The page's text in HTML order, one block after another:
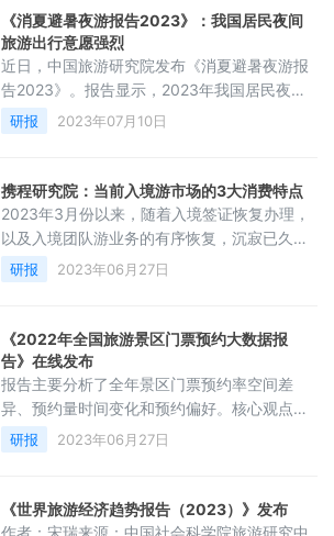
《消夏避暑夜游报告2023》：我国居民夜间
旅游出行意愿强烈
近日，中国旅游研究院发布《消夏避暑夜游报
告2023》。报告显示，2023年我国居民夜间
旅游出行意愿强烈，95%的受访者表示今年有
夜游出行计划。报告显示，2020年后，文化引
2019至2022年，夜间旅游呈现“蓬勃发展—不
断释放”到“整体收缩—阶梯式回暖”趋势。报告
显示，夜间旅游有赖于便利的基础设施、安全
的夜间氛围、成形的旅游吸引物等，起初主要
集中于我国东部、南
研报 2023年07月10日
携程研究院：当前入境游市场的3大消费特点
2023年3月份以来，随着入境签证恢复办理，
以及入境团队游业务的有序恢复，沉寂已久的
入境旅游市场迎来了复苏的曙光。在来华签证
政策调整满月之际，入境游市场的复苏成色究
点。一、入境游细分业务增速明显 酒店套餐订
单量2倍于疫前尽管入境市场规模化复苏尚需时
日，但是从入境细分市场来看，复苏的火苗已
经点燃。携程数据显示，3月15日至4月15日，
以港澳台和海外地区为常驻地的
研报 2023年06月27日
《2022年全国旅游景区门票预约大数据报
告》在线发布
报告主要分析了全年景区门票预约率空间差
异、预约量时间变化和预约偏好。核心观点如
下：全年景区平均预约率为53%，低级别景区
线上依存度高，高级别景区线下直销更有市
显，存在“一地有疫情全国受影响”现象；客流
重心随气温发生改变，气候舒适性决定客流总
研报 2023年06月27日
《世界旅游经济趋势报告（2023）》发布
作者：宋瑞来源：中国社会科学院旅游研究中